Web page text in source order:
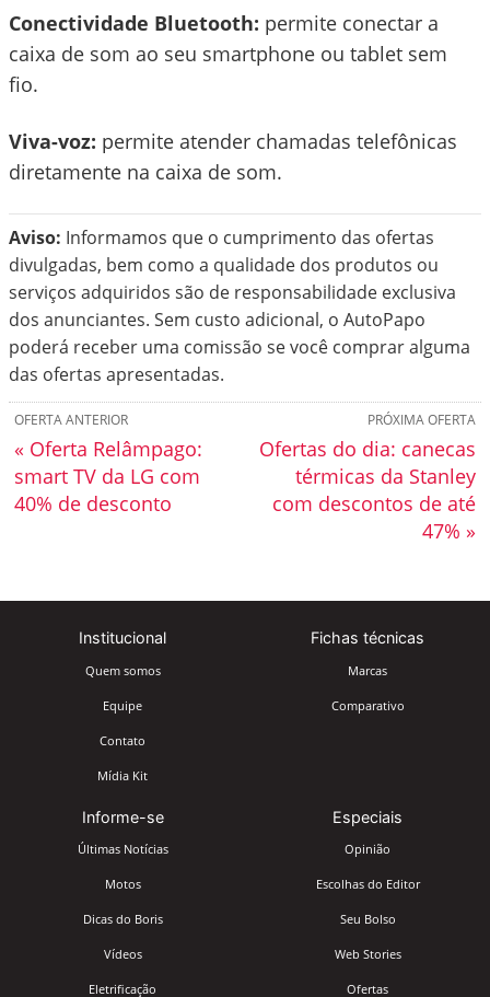
Conectividade Bluetooth: permite conectar a
caixa de som ao seu smartphone ou tablet sem
fio.
Viva-voz: permite atender chamadas telefônicas
diretamente na caixa de som.
Aviso: Informamos que o cumprimento das ofertas
divulgadas, bem como a qualidade dos produtos ou
serviços adquiridos são de responsabilidade exclusiva
dos anunciantes. Sem custo adicional, o AutoPapo
poderá receber uma comissão se você comprar alguma
das ofertas apresentadas.
PRÓXIMA OFERTA
Ofertas do dia: canecas
térmicas da Stanley
com descontos de até
47% »
OFERTA ANTERIOR
« Oferta Relâmpago:
smart TV da LG com
40% de desconto
Institucional
Quem somos
Equipe
Contato
Mídia Kit
Fichas técnicas
Marcas
Comparativo
Informe-se
Últimas Notícias
Motos
Dicas do Boris
Vídeos
Eletrificação
Especiais
Opinião
Escolhas do Editor
Seu Bolso
Web Stories
Ofertas